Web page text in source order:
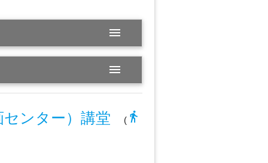
menu
menu
ンター）講堂 ( directions_walk